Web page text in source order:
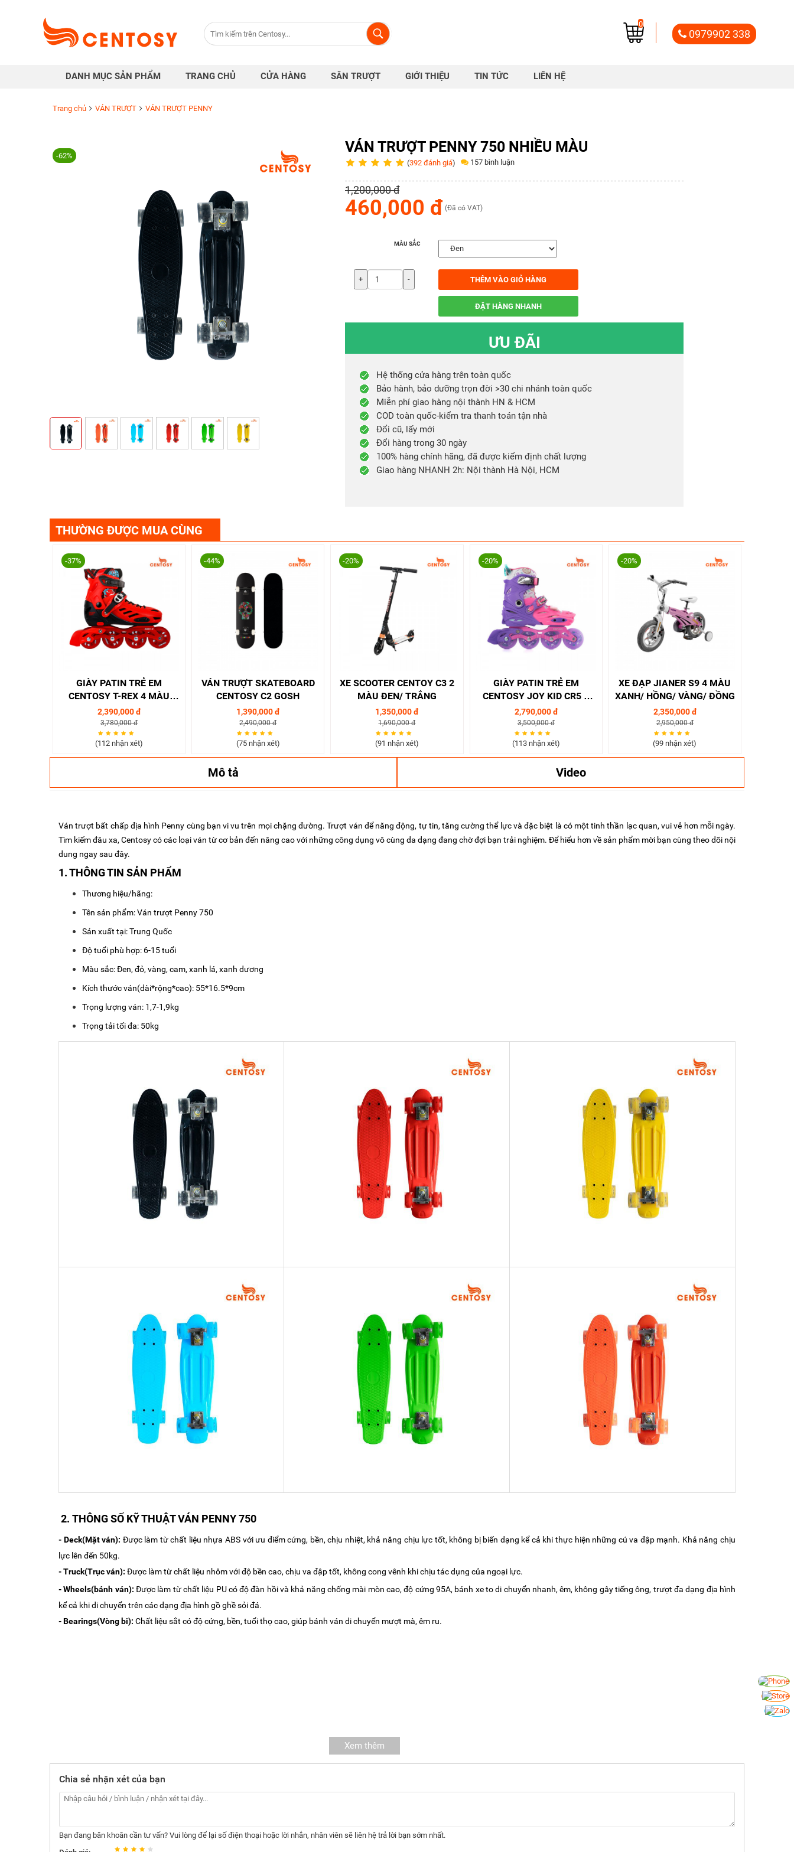
0
0979902 338
DANH MỤC SẢN PHẨM TRANG CHỦ CỬA HÀNG SÂN TRƯỢT GIỚI THIỆU TIN TỨC LIÊN HỆ
Trang chủ VÁN TRƯỢT VÁN TRƯỢT PENNY
-62%
VÁN TRƯỢT PENNY 750 NHIỀU MÀU
(392 đánh giá) 157 bình luận
1,200,000 đ
460,000 đ (Đã có VAT)
MÀU SẮC
+ - THÊM VÀO GIỎ HÀNG
ĐẶT HÀNG NHANH
ƯU ĐÃI
Hệ thống cửa hàng trên toàn quốc
Bảo hành, bảo dưỡng trọn đời >30 chi nhánh toàn quốc
Miễn phí giao hàng nội thành HN & HCM
COD toàn quốc-kiểm tra thanh toán tận nhà
Đổi cũ, lấy mới
Đổi hàng trong 30 ngày
100% hàng chính hãng, đã được kiểm định chất lượng
Giao hàng NHANH 2h: Nội thành Hà Nội, HCM
THƯỜNG ĐƯỢC MUA CÙNG
-37%
GIÀY PATIN TRẺ EM
CENTOSY T-REX 4 MÀU
ĐEN/ XANH/ HỒNG/ ĐỎ
2,390,000 đ
3,780,000 đ
(112 nhận xét)
-44%
VÁN TRƯỢT SKATEBOARD
CENTOSY C2 GOSH
1,390,000 đ
2,490,000 đ
(75 nhận xét)
-20%
XE SCOOTER CENTOY C3 2
MÀU ĐEN/ TRẮNG
1,350,000 đ
1,690,000 đ
(91 nhận xét)
-20%
GIÀY PATIN TRẺ EM
CENTOSY JOY KID CR5 2
MÀU HỒNG/ XANH
2,790,000 đ
3,500,000 đ
(113 nhận xét)
-20%
XE ĐẠP JIANER S9 4 MÀU
XANH/ HỒNG/ VÀNG/ ĐỒNG
2,350,000 đ
2,950,000 đ
(99 nhận xét)
Mô tả
Ván trượt bất chấp địa hình Penny cùng bạn vi vu trên mọi chặng đường. Trượt ván để năng động, tự tin, tăng cường thể lực và đặc biệt là có một tinh thần lạc quan, vui vẻ hơn mỗi ngày.
Tìm kiếm đâu xa, Centosy có các loại ván từ cơ bản đến nâng cao với những công dụng vô cùng da dạng đang chờ đợi bạn trải nghiệm. Để hiểu hơn về sản phẩm mời bạn cùng theo dõi nội
dung ngay sau đây.
1. THÔNG TIN SẢN PHẨM
Thương hiệu/hãng:
Tên sản phẩm: Ván trượt Penny 750
Sản xuất tại: Trung Quốc
Độ tuổi phù hợp: 6-15 tuổi
Màu sắc: Đen, đỏ, vàng, cam, xanh lá, xanh dương
Kích thước ván(dài*rộng*cao): 55*16.5*9cm
Trọng lượng ván: 1,7-1,9kg
Trọng tải tối đa: 50kg
2. THÔNG SỐ KỸ THUẬT VÁN PENNY 750
- Deck(Mặt ván): Được làm từ chất liệu nhựa ABS với ưu điểm cứng, bền, chịu nhiệt, khả năng chịu lực tốt, không bị biến dạng kể cả khi thực hiện những cú va đập mạnh. Khả năng chịu
lực lên đến 50kg.
- Truck(Trục ván): Được làm từ chất liệu nhôm với độ bền cao, chịu va đập tốt, không cong vênh khi chịu tác dụng của ngoại lực.
- Wheels(bánh ván): Được làm từ chất liệu PU có độ đàn hồi và khả năng chống mài mòn cao, độ cứng 95A, bánh xe to di chuyển nhanh, êm, không gây tiếng ông, trượt đa dạng địa hình
kể cả khi di chuyển trên các dạng địa hình gồ ghề sỏi đá.
- Bearings(Vòng bi): Chất liệu sắt có độ cứng, bền, tuổi thọ cao, giúp bánh ván di chuyển mượt mà, êm ru.
Xem thêm
Video
Chia sẻ nhận xét của bạn
Bạn đang băn khoăn cần tư vấn? Vui lòng để lại số điện thoại hoặc lời nhắn, nhân viên sẽ liên hệ trả lời bạn sớm nhất.